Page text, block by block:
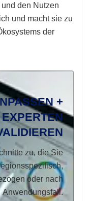
den Nutzen
und macht sie zu
der
+
zu, die Sie
oder nach
Anwendungsfall.